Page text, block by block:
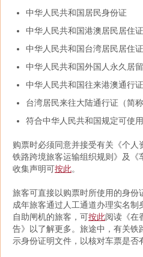
中华人民共和国居民身份证
中华人民共和国港澳居民居住证
中华人民共和国台湾居民居住证
中华人民共和国外国人永久居
中华人民共和国往来港澳通行证
台湾居民来往大陆通行证（简称
符合中华人民共和国规定可使
购票时必须同意并接受有关《个
铁路跨境旅客运输组织规则》及
收集声明可按此。
旅客可直接以购票时所使用的身
成年旅客通过人工通道办理实名制
自助闸机的旅客，可按此阅读《在
告》以了解更多。旅途中，有关铁
示身份证明文件，以核对车票是否